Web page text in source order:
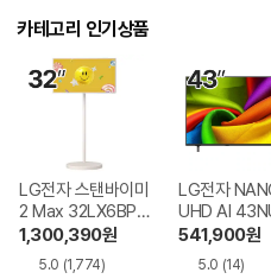
카테고리 인기상품
LG전자 스탠바이미
2 Max 32LX6BPG
A
1,300,390원
5.0 (1,774)
LG전자
UHD AI
BENA
541,900원
5.0 (14)